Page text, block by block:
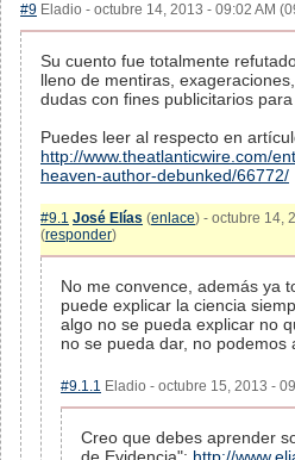
#9 Eladio - octubre 14, 2013 - 09:02 AM
Su cuento fue totalmente
lleno de mentiras,
dudas con fines publicitarios
Puedes leer al respecto en
http://www.theatlanticwire.com/
heaven-author-debunked/66772/
#9.1 José Elías (enlace) - octubre 14,
(responder)
No me convence, además ya
puede explicar la ciencia
algo no se pueda explicar no
no se pueda dar, no podemos
#9.1.1 Eladio - octubre 15, 2013 -
Creo que debes aprender